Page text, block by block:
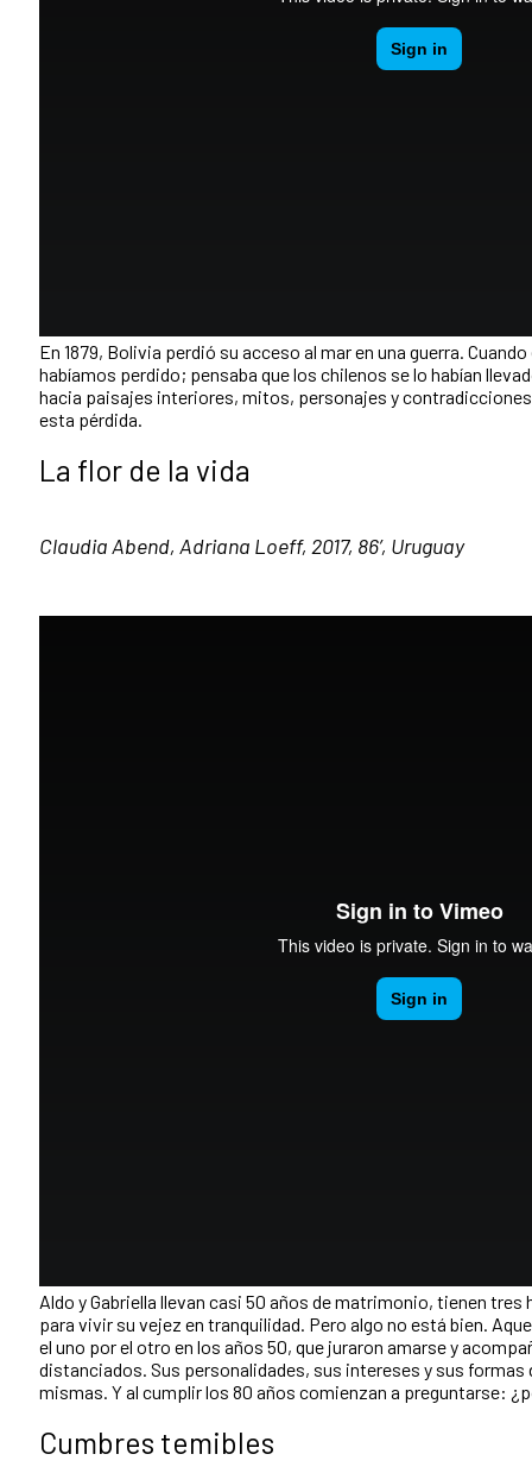
En 1879, Bolivia perdió su acceso al mar en una guerra.
habíamos perdido; pensaba que los chilenos se lo habían
hacia paisajes interiores, mitos, personajes y
esta pérdida.
La flor de la vida
Claudia Abend, Adriana Loeff, 2017, 86’, Uruguay
Aldo y Gabriella llevan casi 50 años de matrimonio, tienen
para vivir su vejez en tranquilidad. Pero algo no está bien.
el uno por el otro en los años 50, que juraron amarse y
distanciados. Sus personalidades, sus intereses y sus formas
mismas. Y al cumplir los 80 años comienzan a preguntarse:
Cumbres temibles